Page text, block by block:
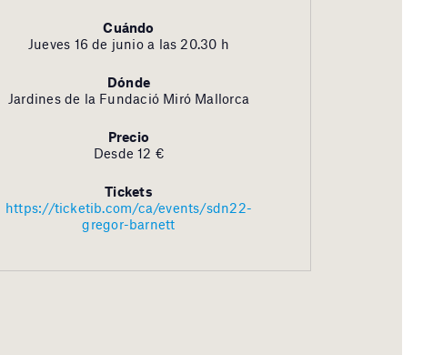
Cuándo
Jueves 16 de junio a las 20.30 h
Dónde
Jardines de la Fundació Miró Mallorca
Precio
Desde 12 €
Tickets
https://ticketib.com/ca/events/sdn22-
gregor-barnett